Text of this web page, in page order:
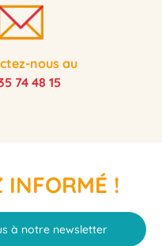
nous au
74 48 15
INFORMÉ !
à notre newsletter